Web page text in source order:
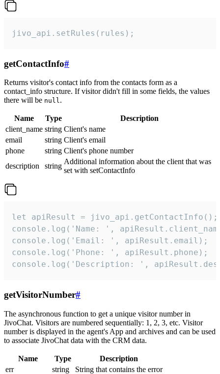
jivo_api.setRules(rules);
getContactInfo#
Returns visitor's contact info from the contacts form as a
contact_info structure. If visitor didn't fill in some fields, the values
there will be null.
Name Type
Description
client_name string Client's name
email
string Client's email
phone
string Client's phone number
description
string
Additional information about the client that was
set with setContactInfo
let apiResult = jivo_api.getContactInfo();
console.log('Name: ',
console.log('Email: ', apiResult.email);
console.log('Phone: ', apiResult.phone);
console.log('Description: ',
getVisitorNumber#
The asynchronous function to get a unique visitor number in
JivoChat. Visitors are numbered sequentially: 1, 2, 3, etc. Visitor
number is displayed in the agent's App and archives and can be used
to associate JivoChat data with the CRM data.
Name Type
Description
err
string
String that contains the error